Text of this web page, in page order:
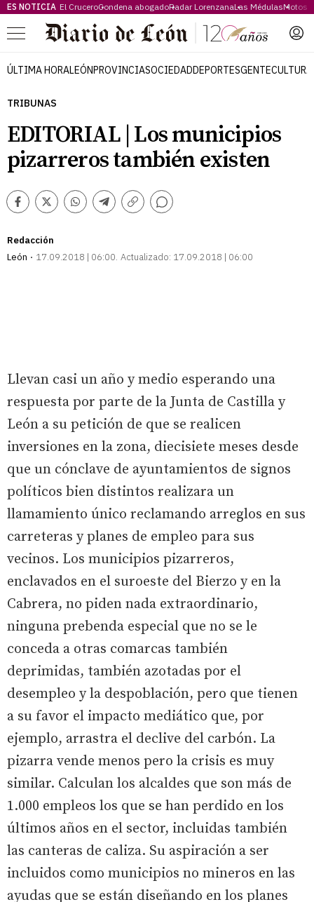
ES NOTICIA El CruceroCondena abogadoRadar LorenzanaLas MédulasMotos
Menú
ÚLTIMA HORALEÓNPROVINCIASOCIEDADDEPORTESGENTECULTURA
TRIBUNAS
EDITORIAL | Los municipios
pizarreros también existen
Facebook
TwitterWhatsappTelegram
Copiar
Comentarios
Redacción
León
17.09.2018 | 06:00 Actualizado: 17.09.2018 | 06:00
Llevan casi un año y medio esperando una
respuesta por parte de la Junta de Castilla y
León a su petición de que se realicen
inversiones en la zona, diecisiete meses desde
que un cónclave de ayuntamientos de signos
políticos bien distintos realizara un
llamamiento único reclamando arreglos en sus
carreteras y planes de empleo para sus
vecinos. Los municipios pizarreros,
enclavados en el suroeste del Bierzo y en la
Cabrera, no piden nada extraordinario,
ninguna prebenda especial que no se le
conceda a otras comarcas también
deprimidas, también azotadas por el
desempleo y la despoblación, pero que tienen
a su favor el impacto mediático que, por
ejemplo, arrastra el declive del carbón. La
pizarra vende menos pero la crisis es muy
similar. Calculan los alcaldes que son más de
1.000 empleos los que se han perdido en los
últimos años en el sector, incluidas también
las canteras de caliza. Su aspiración a ser
incluidos como municipios no mineros en las
ayudas que se están diseñando en los planes